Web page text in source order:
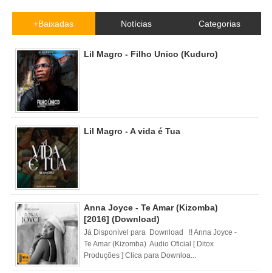
+Baixadas Notícias Categorias
Lil Magro - Filho Unico (Kuduro)
Lil Magro - A vida é Tua
Anna Joyce - Te Amar (Kizomba)
[2016] (Download)
Já Disponível para Download !! Anna Joyce -
Te Amar (Kizomba) Audio Oficial [ Ditox
Produções ] Clica para Downloa...